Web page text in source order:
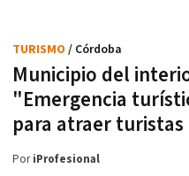
Municipio del
"Emergencia
para atraer turistas
TURISMO / Córdoba
PoriProfesional